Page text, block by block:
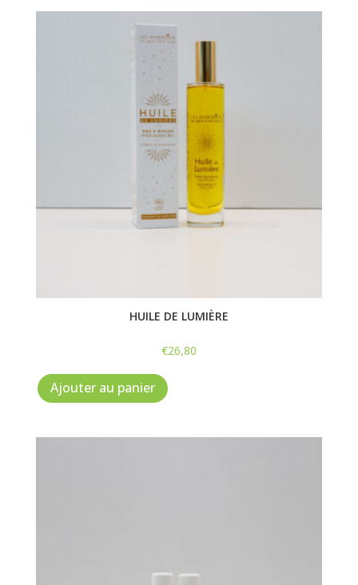
HUILE DE LUMIÈRE
€26,80
Ajouter au panier